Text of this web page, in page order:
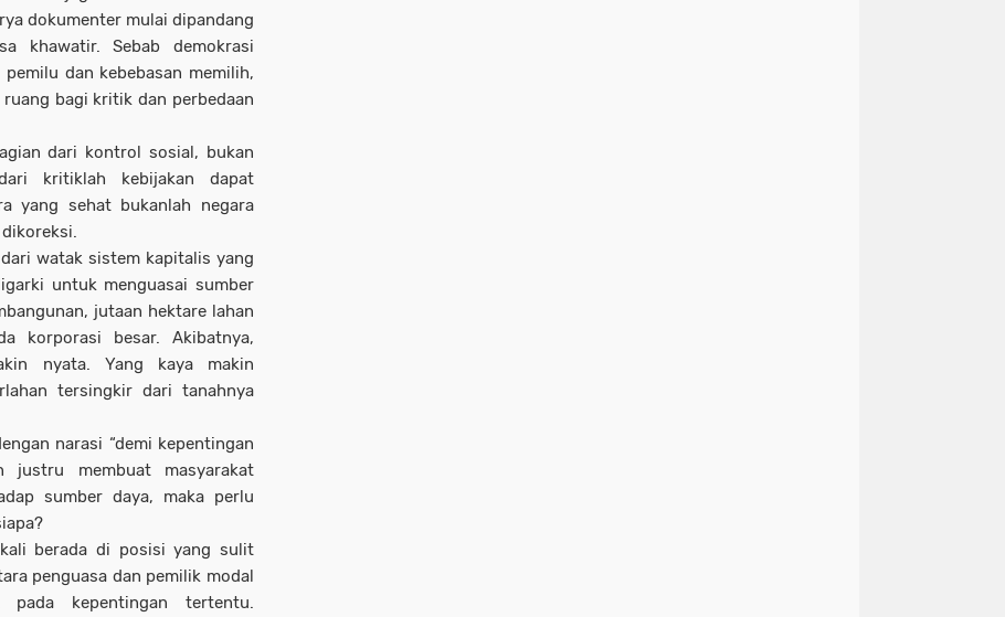
dokumenter mulai dipandang
khawatir. Sebab demokrasi
dan kebebasan memilih,
bagi kritik dan perbedaan
dari kontrol sosial, bukan
kritiklah kebijakan dapat
yang sehat bukanlah negara
watak sistem kapitalis yang
untuk menguasai sumber
jutaan hektare lahan
korporasi besar. Akibatnya,
nyata. Yang kaya makin
tersingkir dari tanahnya
narasi “demi kepentingan
justru membuat masyarakat
sumber daya, maka perlu
berada di posisi yang sulit
penguasa dan pemilik modal
pada kepentingan tertentu.